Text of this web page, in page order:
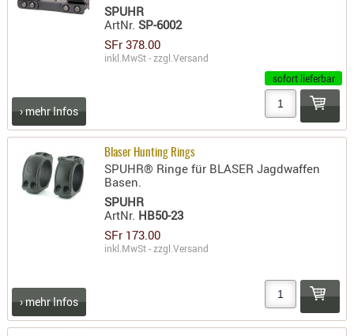
SPUHR
ArtNr.SP-6002
SFr 378.00
inkl.MwSt - zzgl.Versand
sofort lieferbar
› mehr Infos
Blaser Hunting Rings
SPUHR® Ringe für BLASER Jagdwaffen
Basen.
SPUHR
ArtNr. HB50-23
SFr 173.00
inkl.MwSt - zzgl.Versand
› mehr Infos